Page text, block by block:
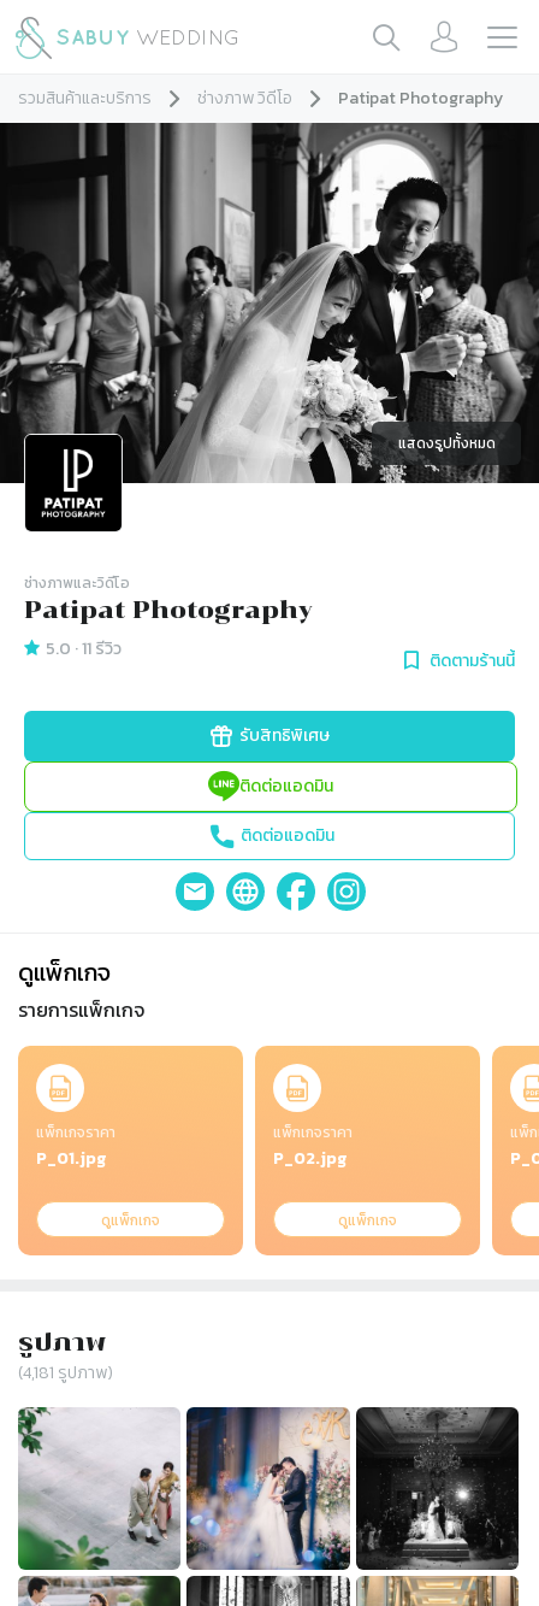
รวมสินค้าและบริการ ช่างภาพ วิดีโอ Patipat Photography
แสดงรูปทั้งหมด
ช่างภาพและวิดีโอ
Patipat Photography
5.0 ·11รีวิว ติดตามร้านนี้
รับสิทธิพิเศษ
ติดต่อแอดมิน
ติดต่อแอดมิน
ดูแพ็กเกจ
รายการแพ็กเกจ
Slide 1 of 3
แพ็กเกจราคา
P_01.jpg
ดูแพ็กเกจ
แพ็กเกจราคา
P_02.jpg
ดูแพ็กเกจ
แพ็ก
รูปภาพ
(4,181 รูปภาพ)